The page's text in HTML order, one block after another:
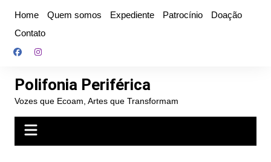
conteúdo
Home Quem somos Expediente Patrocínio
Doação
Contato
Polifonia Periférica
Vozes que Ecoam, Artes que Transformam